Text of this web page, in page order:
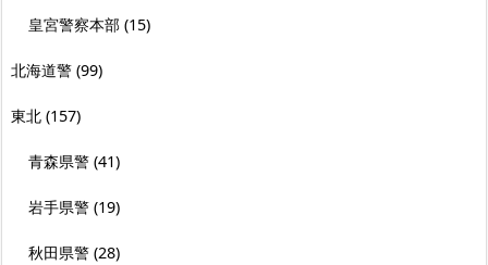
皇宮警察本部 (15)
北海道警 (99)
東北 (157)
青森県警 (41)
岩手県警 (19)
秋田県警 (28)